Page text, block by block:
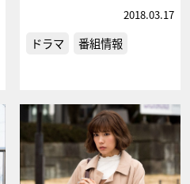
2018.03.17
ドラマ 番組情報